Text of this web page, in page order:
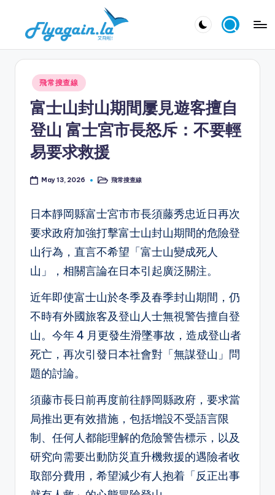
飛
Posted
in
飛常搜查線
富士山封山期間屢見遊客擅自
登山 富士宮市長怒斥：不要輕
易要求救援
May 13, 2026
Posted飛常搜查線
日本靜岡縣富士宮市市長須藤秀忠近日再次
要求政府加強打擊富士山封山期間的危險登
山行為，直言不希望「富士山變成死人
山」，相關言論在日本引起廣泛關注。
近年即使富士山於冬季及春季封山期間，仍
不時有外國旅客及登山人士無視警告擅自登
山。今年 4 月更發生滑墜事故，造成登山者
死亡，再次引發日本社會對「無謀登山」問
題的討論。
須藤市長日前再度前往靜岡縣政府，要求當
局推出更有效措施，包括增設不受語言限
制、任何人都能理解的危險警告標示，以及
研究向需要出動防災直升機救援的遇險者收
取部分費用，希望減少有人抱着「反正出事